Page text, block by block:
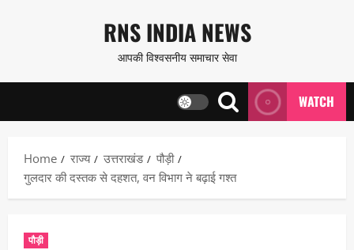
content
RNS INDIA NEWS
आपकी विश्वसनीय समाचार सेवा
WATCH
Home राज्य उत्तराखंड
पौड़ी
गुलदार की दस्तक से दहशत, वन विभाग ने बढ़ाई गश्त
पौड़ी